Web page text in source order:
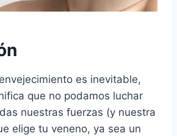
es inevitable,
que no podamos luchar
nuestras fuerzas (y nuestra
elige tu veneno, ya sea un